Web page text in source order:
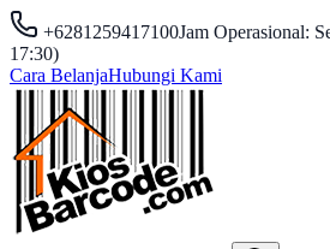
+6281259417100Jam Operasional:
17:30)
Cara BelanjaHubungi Kami